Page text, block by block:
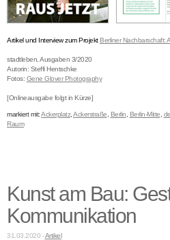
Artikel und Interview zum Projekt Berliner Nachbarschaft:
stadtleben, Ausgaben 3/2020
Autorin: Steffi Hentschke
Fotos: Gene Glover Photography
[Onlineausgabe folgt in Kürze]
markiert mit:Ackerplatz, Ackerstraße Berlin Berlin-Mitte
Raum
Kunst am Bau:
Kommunikation
31.03.2020 -Artikel